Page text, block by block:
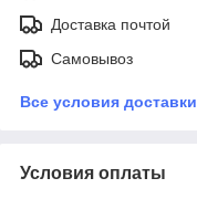
Доставка почтой
Самовывоз
Все условия доставки
Условия оплаты